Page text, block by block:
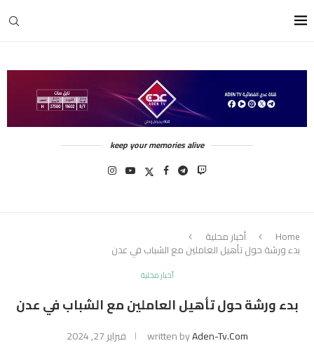
keep your memories alive
Home أخبار محلية
بدء ورشة حول تأهيل العاملين مع الشباب في عدن
أخبار محلية
بدء ورشة حول تأهيل العاملين مع الشباب في عدن
written byAden-Tv.com فبراير 27, 2024